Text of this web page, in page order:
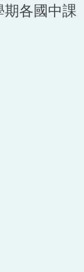
期各國中課